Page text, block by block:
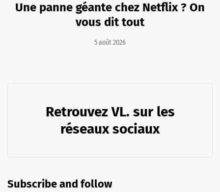
Une panne géante chez Netflix ? On
vous dit tout
5 août 2026
Retrouvez VL. sur les
réseaux sociaux
Subscribe and follow